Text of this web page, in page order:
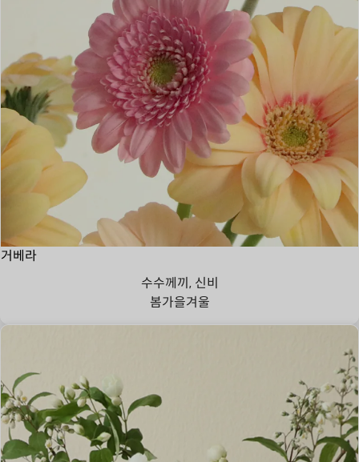
거베라
수수께끼, 신비
봄가을겨울